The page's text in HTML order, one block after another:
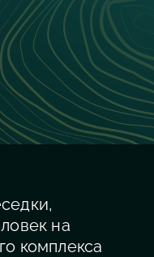
на
комплекса